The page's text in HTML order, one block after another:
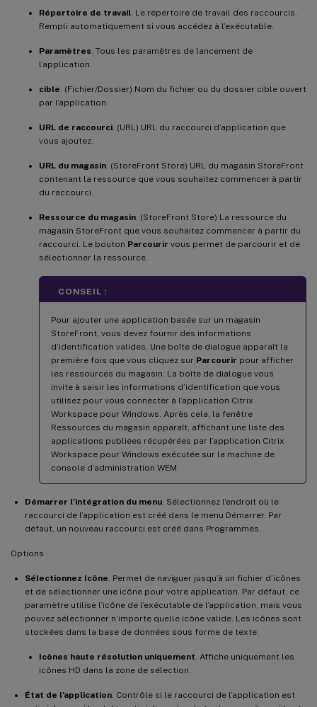
Répertoire de travail . Le répertoire de travail des raccourcis.
Rempli automatiquement si vous accédez à l’exécutable.
Paramètres . Tous les paramètres de lancement de
l’application.
cible . (Fichier/Dossier) Nom du fichier ou du dossier cible ouvert
par l’application.
URL de raccourci . (URL) URL du raccourci d’application que
vous ajoutez.
URL du magasin . (StoreFront Store) URL du magasin StoreFront
contenant la ressource que vous souhaitez commencer à partir
du raccourci.
Ressource du magasin . (StoreFront Store) La ressource du
magasin StoreFront que vous souhaitez commencer à partir du
raccourci. Le bouton Parcourir vous permet de parcourir et de
sélectionner la ressource.
CONSEIL :
Pour ajouter une application basée sur un magasin
StoreFront, vous devez fournir des informations
d’identification valides. Une boîte de dialogue apparaît la
première fois que vous cliquez sur Parcourir pour afficher
les ressources du magasin. La boîte de dialogue vous
invite à saisir les informations d’identification que vous
utilisez pour vous connecter à l’application Citrix
Workspace pour Windows. Après cela, la fenêtre
Ressources du magasin apparaît, affichant une liste des
applications publiées récupérées par l’application Citrix
Workspace pour Windows exécutée sur la machine de
console d’administration WEM.
Démarrer l’intégration du menu . Sélectionnez l’endroit où le
raccourci de l’application est créé dans le menu Démarrer. Par
défaut, un nouveau raccourci est créé dans Programmes.
Options
Sélectionnez Icône . Permet de naviguer jusqu’à un fichier d’icônes
et de sélectionner une icône pour votre application. Par défaut, ce
paramètre utilise l’icône de l’exécutable de l’application, mais vous
pouvez sélectionner n’importe quelle icône valide. Les icônes sont
stockées dans la base de données sous forme de texte.
Icônes haute résolution uniquement . Affiche uniquement les
icônes HD dans la zone de sélection.
État de l’application . Contrôle si le raccourci de l’application est